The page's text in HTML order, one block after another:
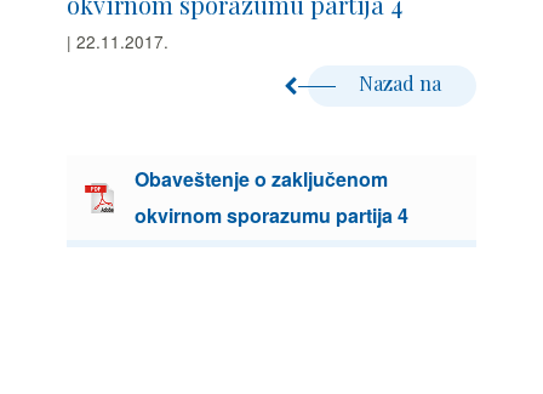
| 22.11.2017.
Nazad na
Obaveštenje o zaključenom
okvirnom sporazumu partija 4